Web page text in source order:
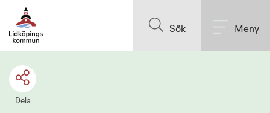
Sök Meny
Dela